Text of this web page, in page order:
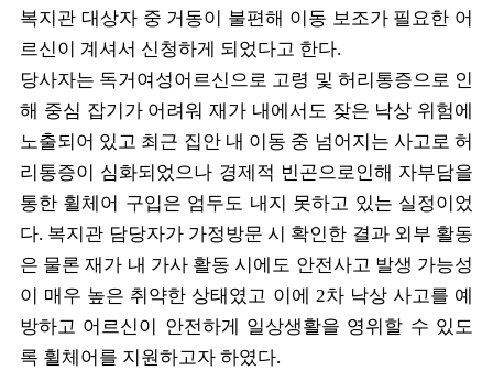
복지관 대상자 중 거동이 불편해 이동 보조가 필요한 어
르신이 계셔서 신청하게 되었다고 한다.
당사자는 독거여성어르신으로 고령 및 허리통증으로 인
해 중심 잡기가 어려워 재가 내에서도 잦은 낙상 위험에
노출되어 있고 최근 집안 내 이동 중 넘어지는 사고로 허
리통증이 심화되었으나 경제적 빈곤으로인해 자부담을
통한 휠체어 구입은 엄두도 내지 못하고 있는 실정이었
다. 복지관 담당자가 가정방문 시 확인한 결과 외부 활동
은 물론 재가 내 가사 활동 시에도 안전사고 발생 가능성
이 매우 높은 취약한 상태였고 이에 2차 낙상 사고를 예
방하고 어르신이 안전하게 일상생활을 영위할 수 있도
록 휠체어를 지원하고자 하였다.